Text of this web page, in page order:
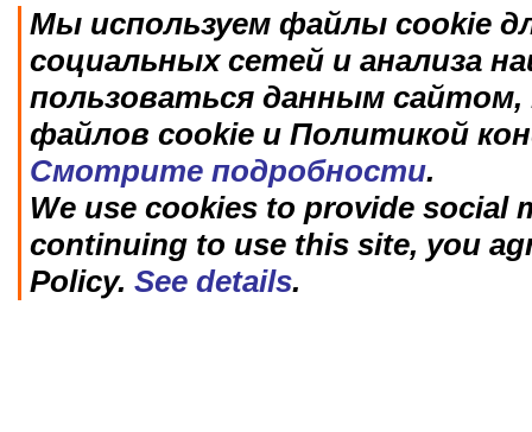
Мы используем файлы cookie
социальных сетей и анализа
пользоваться данным
файлов cookie и Политикой
Смотрите подробности.
We use cookies to provide social
continuing to use this site, you
Policy. See details.